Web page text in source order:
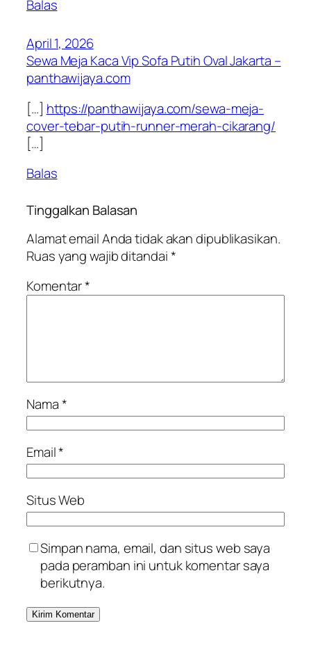
Balas
April 1, 2026
Sewa Meja Kaca Vip Sofa Putih Oval Jakarta –
panthawijaya.com
[…] https://panthawijaya.com/sewa-meja-
cover-tebar-putih-runner-merah-cikarang/
[…]
Balas
Tinggalkan Balasan
Alamat email Anda tidak akan dipublikasikan.
Ruas yang wajib ditandai*
Komentar*
Nama*
Email*
Situs Web
Simpan nama, email, dan situs web saya
pada peramban ini untuk komentar saya
berikutnya.